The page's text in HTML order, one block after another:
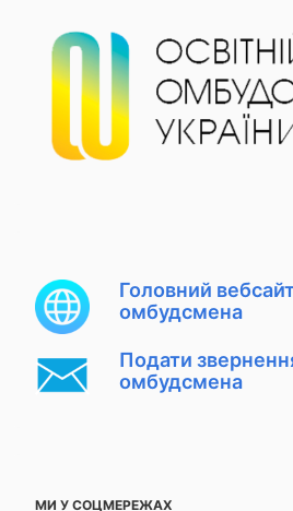
Головний
омбудсмена
Подати
омбудсмена
МИ У СОЦМЕРЕЖАХ